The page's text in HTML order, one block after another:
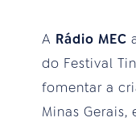
A Rádio MEC
do Festival
fomentar a
Minas